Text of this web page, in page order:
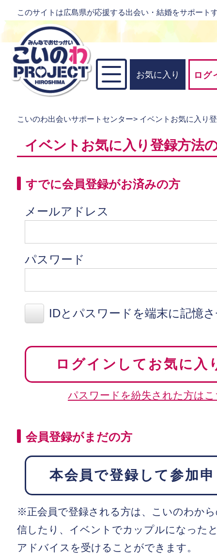
このサイトは広島県が応援する出会い・結婚をサポート
お気に入り ログ
こいのわ出会いサポートセンター> イベントお気に入り
イベントお気に入り登録方法
すでに会員登録がお済みの方
メールアドレス
パスワード
IDとパスワードを端末に記憶
ログインしてお気に入
パスワードを紛失された方は
会員登録がまだの方
本会員で登録して参加
※正会員で登録される方は、こいのわか
信したり、イベントでカップルになった
アドバイスを受けることができます。